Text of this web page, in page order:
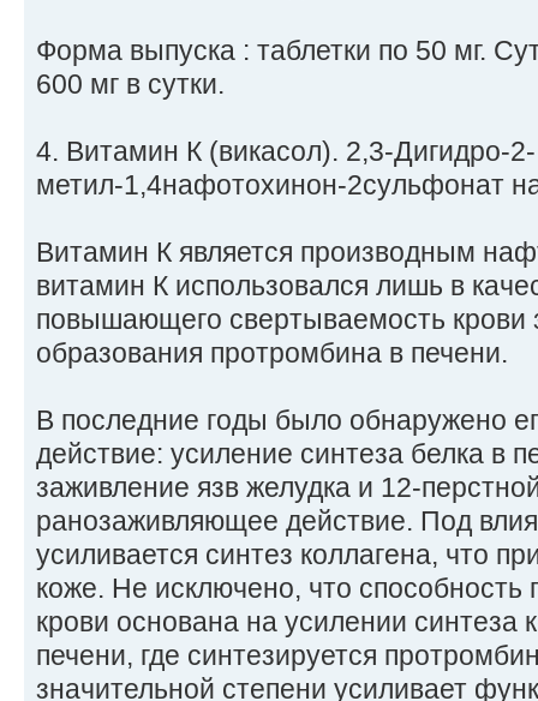
Форма выпуска : таблетки по 50 мг.
600 мг в сутки.
4. Витамин К (викасол). 2,3-Дигидро-2-
метил-1,4нафотохинон-2сульфонат
Витамин К является производным
витамин К использовался лишь в
повышающего свертываемость крови
образования протромбина в печени.
В последние годы было обнаружено
действие: усиление синтеза белка в
заживление язв желудка и 12-
ранозаживляющее действие. Под
усиливается синтез коллагена, что
коже. Не исключено, что
крови основана на усилении синтеза
печени, где синтезируется
значительной степени усиливает